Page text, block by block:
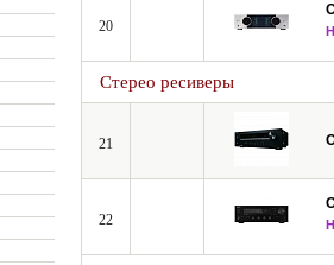
20
Стерео ресиверы
21
22